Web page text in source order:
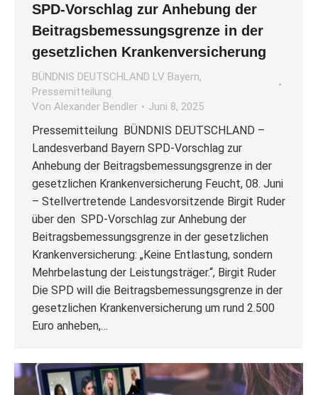
SPD-Vorschlag zur Anhebung der
Beitragsbemessungsgrenze in der
gesetzlichen Krankenversicherung
BÜNDNIS DEUTSCHLAND LV Bayern,
Pressemitteilung
Von Alexander Bendler Juni 8, 2025
Pressemitteilung BÜNDNIS DEUTSCHLAND –
Landesverband Bayern SPD-Vorschlag zur
Anhebung der Beitragsbemessungsgrenze in der
gesetzlichen Krankenversicherung Feucht, 08. Juni
– Stellvertretende Landesvorsitzende Birgit Ruder
über den SPD-Vorschlag zur Anhebung der
Beitragsbemessungsgrenze in der gesetzlichen
Krankenversicherung: „Keine Entlastung, sondern
Mehrbelastung der Leistungsträger.“, Birgit Ruder
Die SPD will die Beitragsbemessungsgrenze in der
gesetzlichen Krankenversicherung um rund 2.500
Euro anheben,…